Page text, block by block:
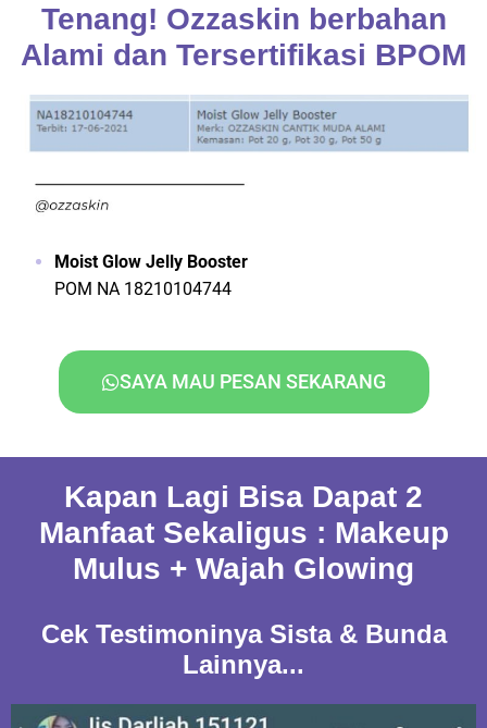
Tenang! Ozzaskin berbahan
Alami dan Tersertifikasi BPOM
Moist Glow Jelly Booster
POM NA 18210104744
SAYA MAU PESAN SEKARANG
Kapan Lagi Bisa Dapat 2
Manfaat Sekaligus : Makeup
Mulus + Wajah Glowing
Cek Testimoninya Sista & Bunda
Lainnya...